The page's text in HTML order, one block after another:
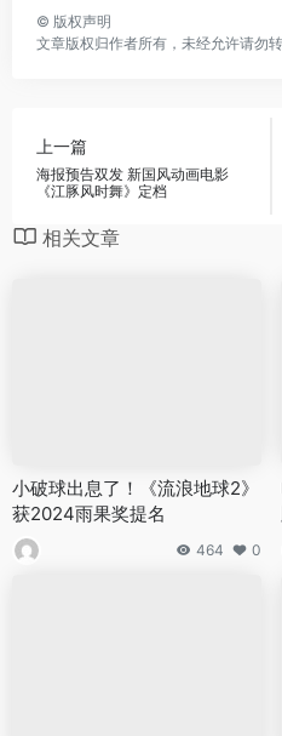
© 版权声明
文章版权归作者所有，未经允许请勿转
上一篇
海报预告双发 新国风动画电影
《江豚风时舞》定档
相关文章
小破球出息了！《流浪地球2》
获2024雨果奖提名
464 0